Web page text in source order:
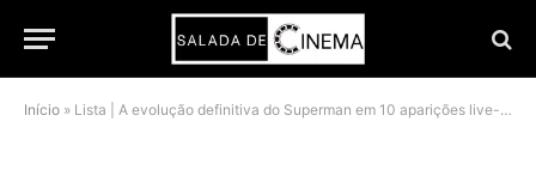
Início » Lista | A evolução definitiva do Superman em 10 aparições live-action